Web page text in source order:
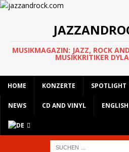
MUSIKMAGAZIN: JAZZ, ROCK
MUSIKKRITIKER
HOME KONZERTE SPOTLIGHT
NEWS CD AND VINYL ENGLISH